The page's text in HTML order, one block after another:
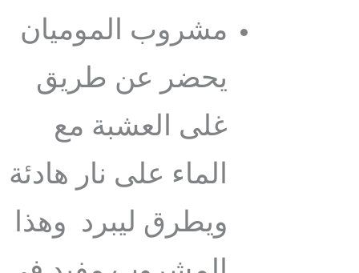
مشروب الموميان
يحضر عن طريق
غلى العشبة مع
الماء على نار هادئة
ويطرق ليبرد وهذا